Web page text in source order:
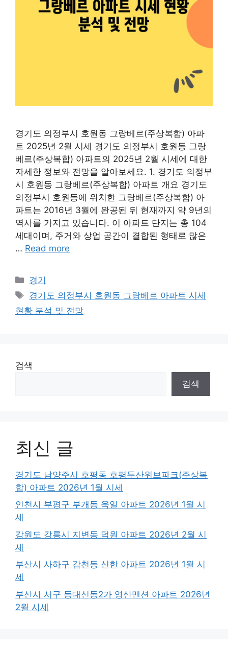
경기도 의정부시 호원동 그랑베르(주상복합) 아파
트 2025년 2월 시세 경기도 의정부시 호원동 그랑
베르(주상복합) 아파트의 2025년 2월 시세에 대한
자세한 정보와 전망을 알아보세요. 1. 경기도 의정부
시 호원동 그랑베르(주상복합) 아파트 개요 경기도
의정부시 호원동에 위치한 그랑베르(주상복합) 아
파트는 2016년 3월에 완공된 뒤 현재까지 약 9년의
역사를 가지고 있습니다. 이 아파트 단지는 총 104
세대이며, 주거와 상업 공간이 결합된 형태로 많은
… Read more
Categories
경기
Tags
경기도 의정부시 호원동 그랑베르 아파트 시세
현황 분석 및 전망
검색
검색
최신 글
경기도 남양주시 호평동 호평두산위브파크(주상복
합) 아파트 2026년 1월 시세
인천시 부평구 부개동 욱일 아파트 2026년 1월 시
세
강원도 강릉시 지변동 덕원 아파트 2026년 2월 시
세
부산시 사하구 감천동 신한 아파트 2026년 1월 시
세
부산시 서구 동대신동2가 영산맨션 아파트 2026년
2월 시세